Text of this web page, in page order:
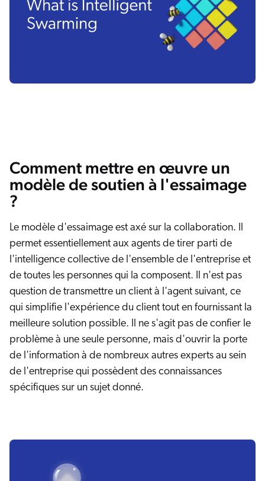
Comment mettre en œuvre un
modèle de soutien à l'essaimage
?
Le modèle d'essaimage est axé sur la collaboration. Il
permet essentiellement aux agents de tirer parti de
l'intelligence collective de l'ensemble de l'entreprise et
de toutes les personnes qui la composent. Il n'est pas
question de transmettre un client à l'agent suivant, ce
qui simplifie l'expérience du client tout en fournissant la
meilleure solution possible. Il ne s'agit pas de confier le
problème à une seule personne, mais d'ouvrir la porte
de l'information à de nombreux autres experts au sein
de l'entreprise qui possèdent des connaissances
spécifiques sur un sujet donné.